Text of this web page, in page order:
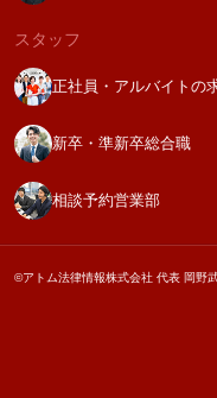
スタッフ
正社員・アルバイトの
新卒・準新卒総合職
相談予約営業部
©アトム法律情報株式会社 代表 岡野